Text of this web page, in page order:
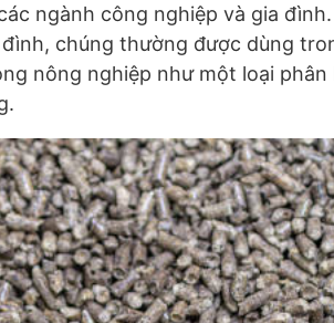
ngành công nghiệp và gia
chúng thường được dùng
nông nghiệp như một loại